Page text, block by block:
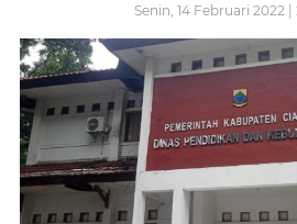
Senin, 14 Februari 2022 |